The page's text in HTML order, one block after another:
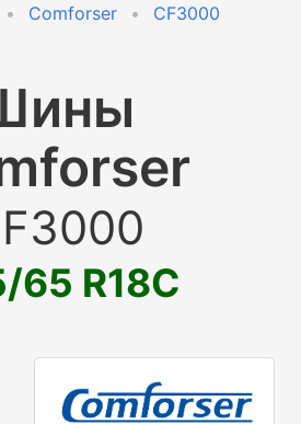
Comforser
CF3000
65 R18C